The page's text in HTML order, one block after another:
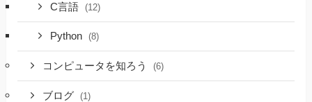
C言語 (12)
Python (8)
コンピュータを知ろう (6)
ブログ (1)